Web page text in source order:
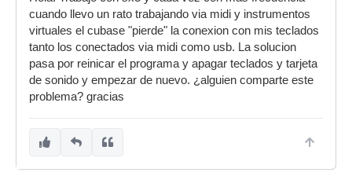
cuando llevo un rato trabajando via midi y instrumentos
virtuales el cubase "pierde" la conexion con mis teclados
tanto los conectados via midi como usb. La solucion
pasa por reinicar el programa y apagar teclados y tarjeta
de sonido y empezar de nuevo. ¿alguien comparte este
problema? gracias